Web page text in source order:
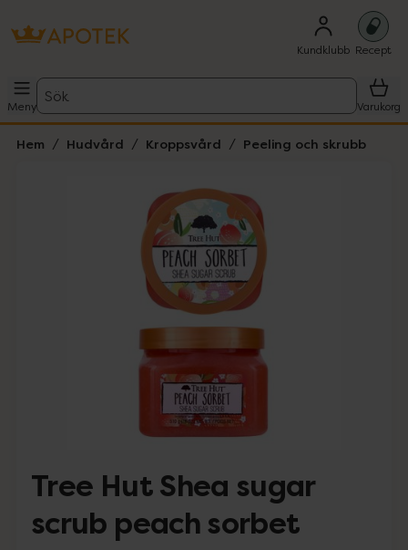
Kundklubb Recept
Meny
Sök
Varukorg
Hem Hudvård Kroppsvård Peeling och skrubb
Lista: . Innehåller 1 objekt.
Tree Hut Shea sugar
scrub peach sorbet